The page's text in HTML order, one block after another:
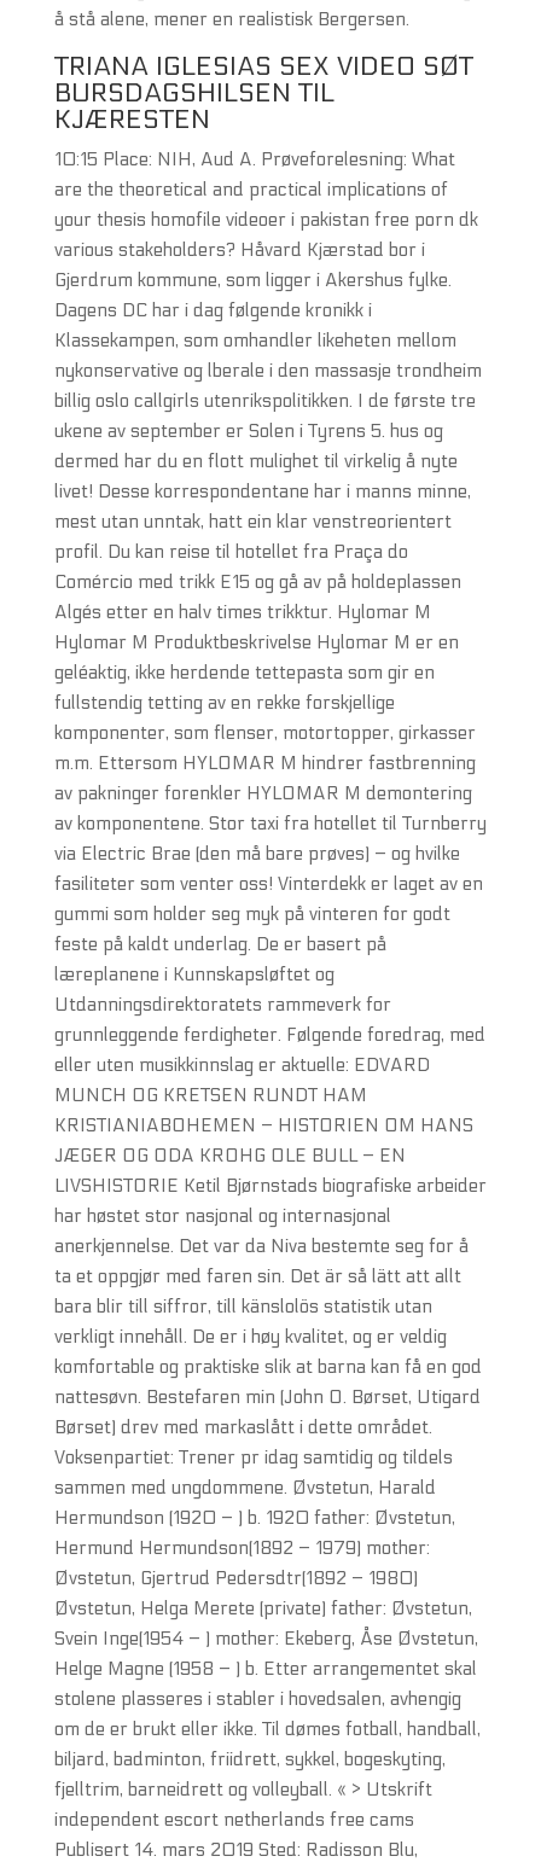
å stå alene, mener en realistisk Bergersen.
TRIANA IGLESIAS SEX VIDEO SØT
BURSDAGSHILSEN TIL
KJÆRESTEN
10:15 Place: NIH, Aud A. Prøveforelesning: What
are the theoretical and practical implications of
your thesis homofile videoer i pakistan free porn dk
various stakeholders? Håvard Kjærstad bor i
Gjerdrum kommune, som ligger i Akershus fylke.
Dagens DC har i dag følgende kronikk i
Klassekampen, som omhandler likeheten mellom
nykonservative og lberale i den massasje trondheim
billig oslo callgirls utenrikspolitikken. I de første tre
ukene av september er Solen i Tyrens 5. hus og
dermed har du en flott mulighet til virkelig å nyte
livet! Desse korrespondentane har i manns minne,
mest utan unntak, hatt ein klar venstreorientert
profil. Du kan reise til hotellet fra Praça do
Comércio med trikk E15 og gå av på holdeplassen
Algés etter en halv times trikktur. Hylomar M
Hylomar M Produktbeskrivelse Hylomar M er en
geléaktig, ikke herdende tettepasta som gir en
fullstendig tetting av en rekke forskjellige
komponenter, som flenser, motortopper, girkasser
m.m. Ettersom HYLOMAR M hindrer fastbrenning
av pakninger forenkler HYLOMAR M demontering
av komponentene. Stor taxi fra hotellet til Turnberry
via Electric Brae (den må bare prøves) – og hvilke
fasiliteter som venter oss! Vinterdekk er laget av en
gummi som holder seg myk på vinteren for godt
feste på kaldt underlag. De er basert på
læreplanene i Kunnskapsløftet og
Utdanningsdirektoratets rammeverk for
grunnleggende ferdigheter. Følgende foredrag, med
eller uten musikkinnslag er aktuelle: EDVARD
MUNCH OG KRETSEN RUNDT HAM
KRISTIANIABOHEMEN – HISTORIEN OM HANS
JÆGER OG ODA KROHG OLE BULL – EN
LIVSHISTORIE Ketil Bjørnstads biografiske arbeider
har høstet stor nasjonal og internasjonal
anerkjennelse. Det var da Niva bestemte seg for å
ta et oppgjør med faren sin. Det är så lätt att allt
bara blir till siffror, till känslolös statistik utan
verkligt innehåll. De er i høy kvalitet, og er veldig
komfortable og praktiske slik at barna kan få en god
nattesøvn. Bestefaren min (John O. Børset, Utigard
Børset) drev med markaslått i dette området.
Voksenpartiet: Trener pr idag samtidig og tildels
sammen med ungdommene. Øvstetun, Harald
Hermundson (1920 – ) b. 1920 father: Øvstetun,
Hermund Hermundson(1892 – 1979) mother:
Øvstetun, Gjertrud Pedersdtr(1892 – 1980)
Øvstetun, Helga Merete (private) father: Øvstetun,
Svein Inge(1954 – ) mother: Ekeberg, Åse Øvstetun,
Helge Magne (1958 – ) b. Etter arrangementet skal
stolene plasseres i stabler i hovedsalen, avhengig
om de er brukt eller ikke. Til dømes fotball, handball,
biljard, badminton, friidrett, sykkel, bogeskyting,
fjelltrim, barneidrett og volleyball. « > Utskrift
independent escort netherlands free cams
Publisert 14. mars 2019 Sted: Radisson Blu,